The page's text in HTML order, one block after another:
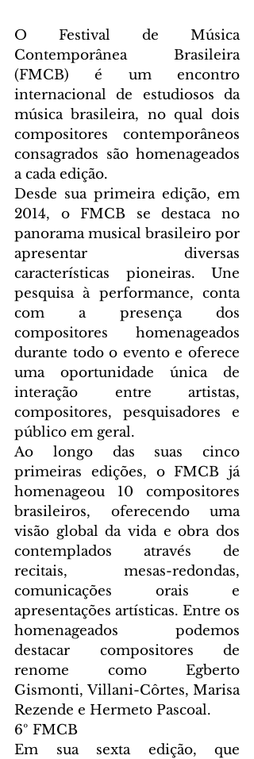
O Festival de Música
Contemporânea Brasileira
(FMCB) é um encontro
internacional de estudiosos da
música brasileira, no qual dois
compositores contemporâneos
consagrados são homenageados
a cada edição.
Desde sua primeira edição, em
2014, o FMCB se destaca no
panorama musical brasileiro por
apresentar diversas
características pioneiras. Une
pesquisa à performance, conta
com a presença dos
compositores homenageados
durante todo o evento e oferece
uma oportunidade única de
interação entre artistas,
compositores, pesquisadores e
público em geral.
Ao longo das suas cinco
primeiras edições, o FMCB já
homenageou 10 compositores
brasileiros, oferecendo uma
visão global da vida e obra dos
contemplados através de
recitais, mesas-redondas,
comunicações orais e
apresentações artísticas. Entre os
homenageados podemos
destacar compositores de
renome como Egberto
Gismonti, Villani-Côrtes, Marisa
Rezende e Hermeto Pascoal.
6º FMCB
Em sua sexta edição, que